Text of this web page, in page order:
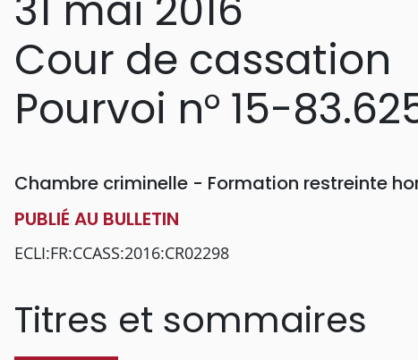
Cour de cassation
Pourvoi n° 15-
Chambre criminelle - Formation restreinte
PUBLIÉ AU BULLETIN
ECLI:FR:CCASS:2016:CR02298
Titres et sommaires